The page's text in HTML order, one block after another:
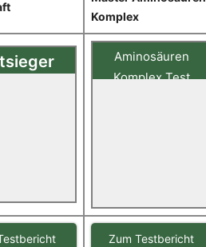
Komplex
Aminosäuren
Komplex Test
Zum Testbericht